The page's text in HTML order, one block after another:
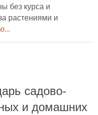
без курса и
растениями и
садово-
и домашних